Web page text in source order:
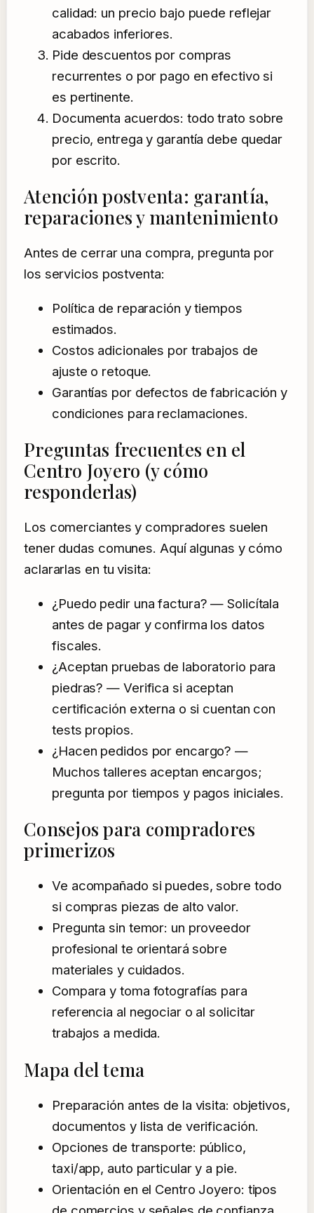
calidad: un precio bajo puede reflejar
acabados inferiores.
Pide descuentos por compras
recurrentes o por pago en efectivo si
es pertinente.
Documenta acuerdos: todo trato sobre
precio, entrega y garantía debe quedar
por escrito.
Atención postventa: garantía,
reparaciones y mantenimiento
Antes de cerrar una compra, pregunta por
los servicios postventa:
Política de reparación y tiempos
estimados.
Costos adicionales por trabajos de
ajuste o retoque.
Garantías por defectos de fabricación y
condiciones para reclamaciones.
Preguntas frecuentes en el
Centro Joyero (y cómo
responderlas)
Los comerciantes y compradores suelen
tener dudas comunes. Aquí algunas y cómo
aclararlas en tu visita:
¿Puedo pedir una factura? — Solicítala
antes de pagar y confirma los datos
fiscales.
¿Aceptan pruebas de laboratorio para
piedras? — Verifica si aceptan
certificación externa o si cuentan con
tests propios.
¿Hacen pedidos por encargo? —
Muchos talleres aceptan encargos;
pregunta por tiempos y pagos iniciales.
Consejos para compradores
primerizos
Ve acompañado si puedes, sobre todo
si compras piezas de alto valor.
Pregunta sin temor: un proveedor
profesional te orientará sobre
materiales y cuidados.
Compara y toma fotografías para
referencia al negociar o al solicitar
trabajos a medida.
Mapa del tema
Preparación antes de la visita: objetivos,
documentos y lista de verificación.
Opciones de transporte: público,
taxi/app, auto particular y a pie.
Orientación en el Centro Joyero: tipos